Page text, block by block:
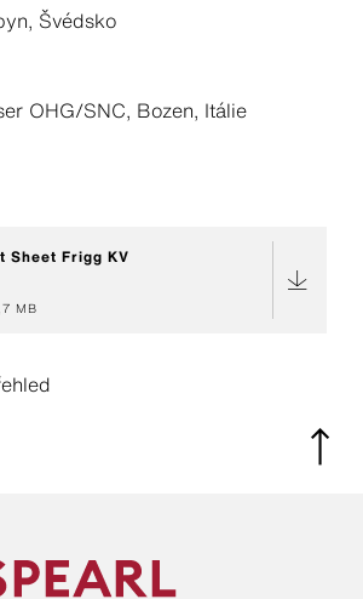
Švédsko
OHG/SNC, Bozen, Itálie
Sheet Frigg KV
MB